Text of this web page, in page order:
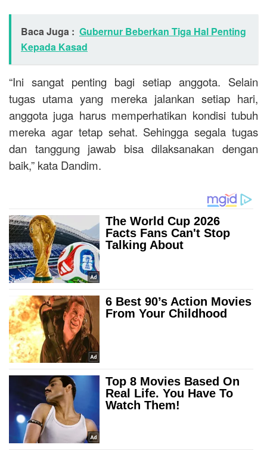
Baca Juga : Gubernur Beberkan Tiga Hal Penting
Kepada Kasad
“Ini sangat penting bagi setiap anggota. Selain
tugas utama yang mereka jalankan setiap hari,
anggota juga harus memperhatikan kondisi tubuh
mereka agar tetap sehat. Sehingga segala tugas
dan tanggung jawab bisa dilaksanakan dengan
baik,” kata Dandim.